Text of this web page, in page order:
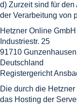
d) Zurzeit sind für
der Verarbeitung von
Hetzner Online GmbH
Industriestr. 25
91710 Gunzenhausen
Deutschland
Registergericht
Die durch die
das Hosting der